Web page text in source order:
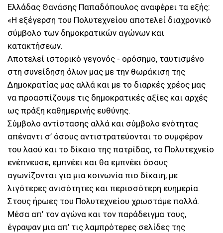
Ελλάδας Θανάσης Παπαδόπουλος αναφέρει τα εξής:
«Η εξέγερση του Πολυτεχνείου αποτελεί διαχρονικό
σύμβολο των δημοκρατικών αγώνων και
κατακτήσεων.
Αποτελεί ιστορικό γεγονός - ορόσημο, ταυτισμένο
στη συνείδηση όλων μας με την θωράκιση της
Δημοκρατίας μας αλλά και με το διαρκές χρέος μας
να προασπίζουμε τις δημοκρατικές αξίες και αρχές
ως πράξη καθημερινής ευθύνης.
Σύμβολο αντίστασης αλλά και σύμβολο ενότητας
απέναντι σ’ όσους αντιστρατεύονται το συμφέρον
του λαού και το δίκαιο της πατρίδας, το Πολυτεχνείο
ενέπνευσε, εμπνέει και θα εμπνέει όσους
αγωνίζονται για μια κοινωνία πιο δίκαιη, με
λιγότερες ανισότητες και περισσότερη ευημερία.
Στους ήρωες του Πολυτεχνείου χρωστάμε πολλά.
Μέσα απ’ τον αγώνα και τον παράδειγμα τους,
έγραψαν μια απ’ τις λαμπρότερες σελίδες της